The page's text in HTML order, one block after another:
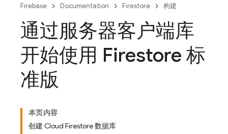
Firebase Documentation Firestore 构建
通过服务器客户端库
开始使用 Firestore 标
准版
本页内容
创建 Cloud Firestore 数据库